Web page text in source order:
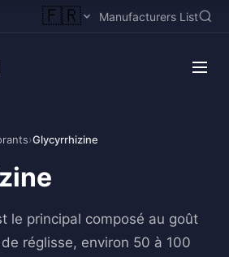
🇫🇷 Manufacturers List
›Glycyrrhizine
le principal composé au goût
réglisse, environ 50 à 100